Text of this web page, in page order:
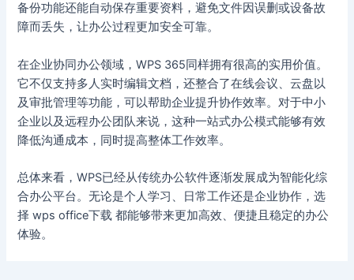
备份功能还能自动保存重要资料，避免文件因误删或设备故
障而丢失，让办公过程更加安全可靠。
在企业协同办公领域，WPS 365同样拥有很高的实用价值。
它不仅支持多人实时编辑文档，还整合了在线会议、云盘以
及审批管理等功能，可以帮助企业提升协作效率。对于中小
企业以及远程办公团队来说，这种一站式办公模式能够有效
降低沟通成本，同时提高整体工作效率。
总体来看，WPS已经从传统办公软件逐渐发展成为智能化综
合办公平台。无论是个人学习、日常工作还是企业协作，选
择 wps office下载 都能够带来更加高效、便捷且稳定的办公
体验。